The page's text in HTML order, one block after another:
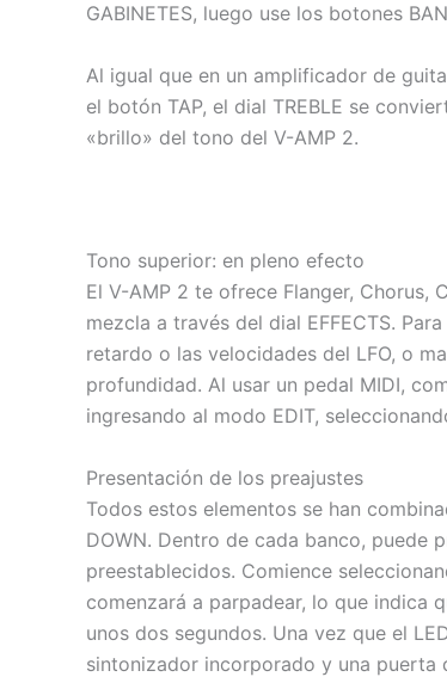
GABINETES, luego use los botones
Al igual que en un amplificador de
el botón TAP, el dial TREBLE se
«brillo» del tono del V-AMP 2.
Tono superior: en pleno efecto
El V-AMP 2 te ofrece Flanger,
mezcla a través del dial EFFECTS.
retardo o las velocidades del LFO, o
profundidad. Al usar un pedal MIDI,
ingresando al modo EDIT,
Presentación de los preajustes
Todos estos elementos se han
DOWN. Dentro de cada banco, puede
preestablecidos. Comience
comenzará a parpadear, lo que indica
unos dos segundos. Una vez que el
sintonizador incorporado y una puerta